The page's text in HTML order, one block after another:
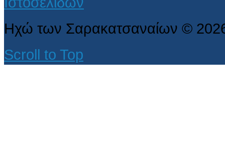
Ηχώ των Σαρακατσαναίων ©
Scroll to Top